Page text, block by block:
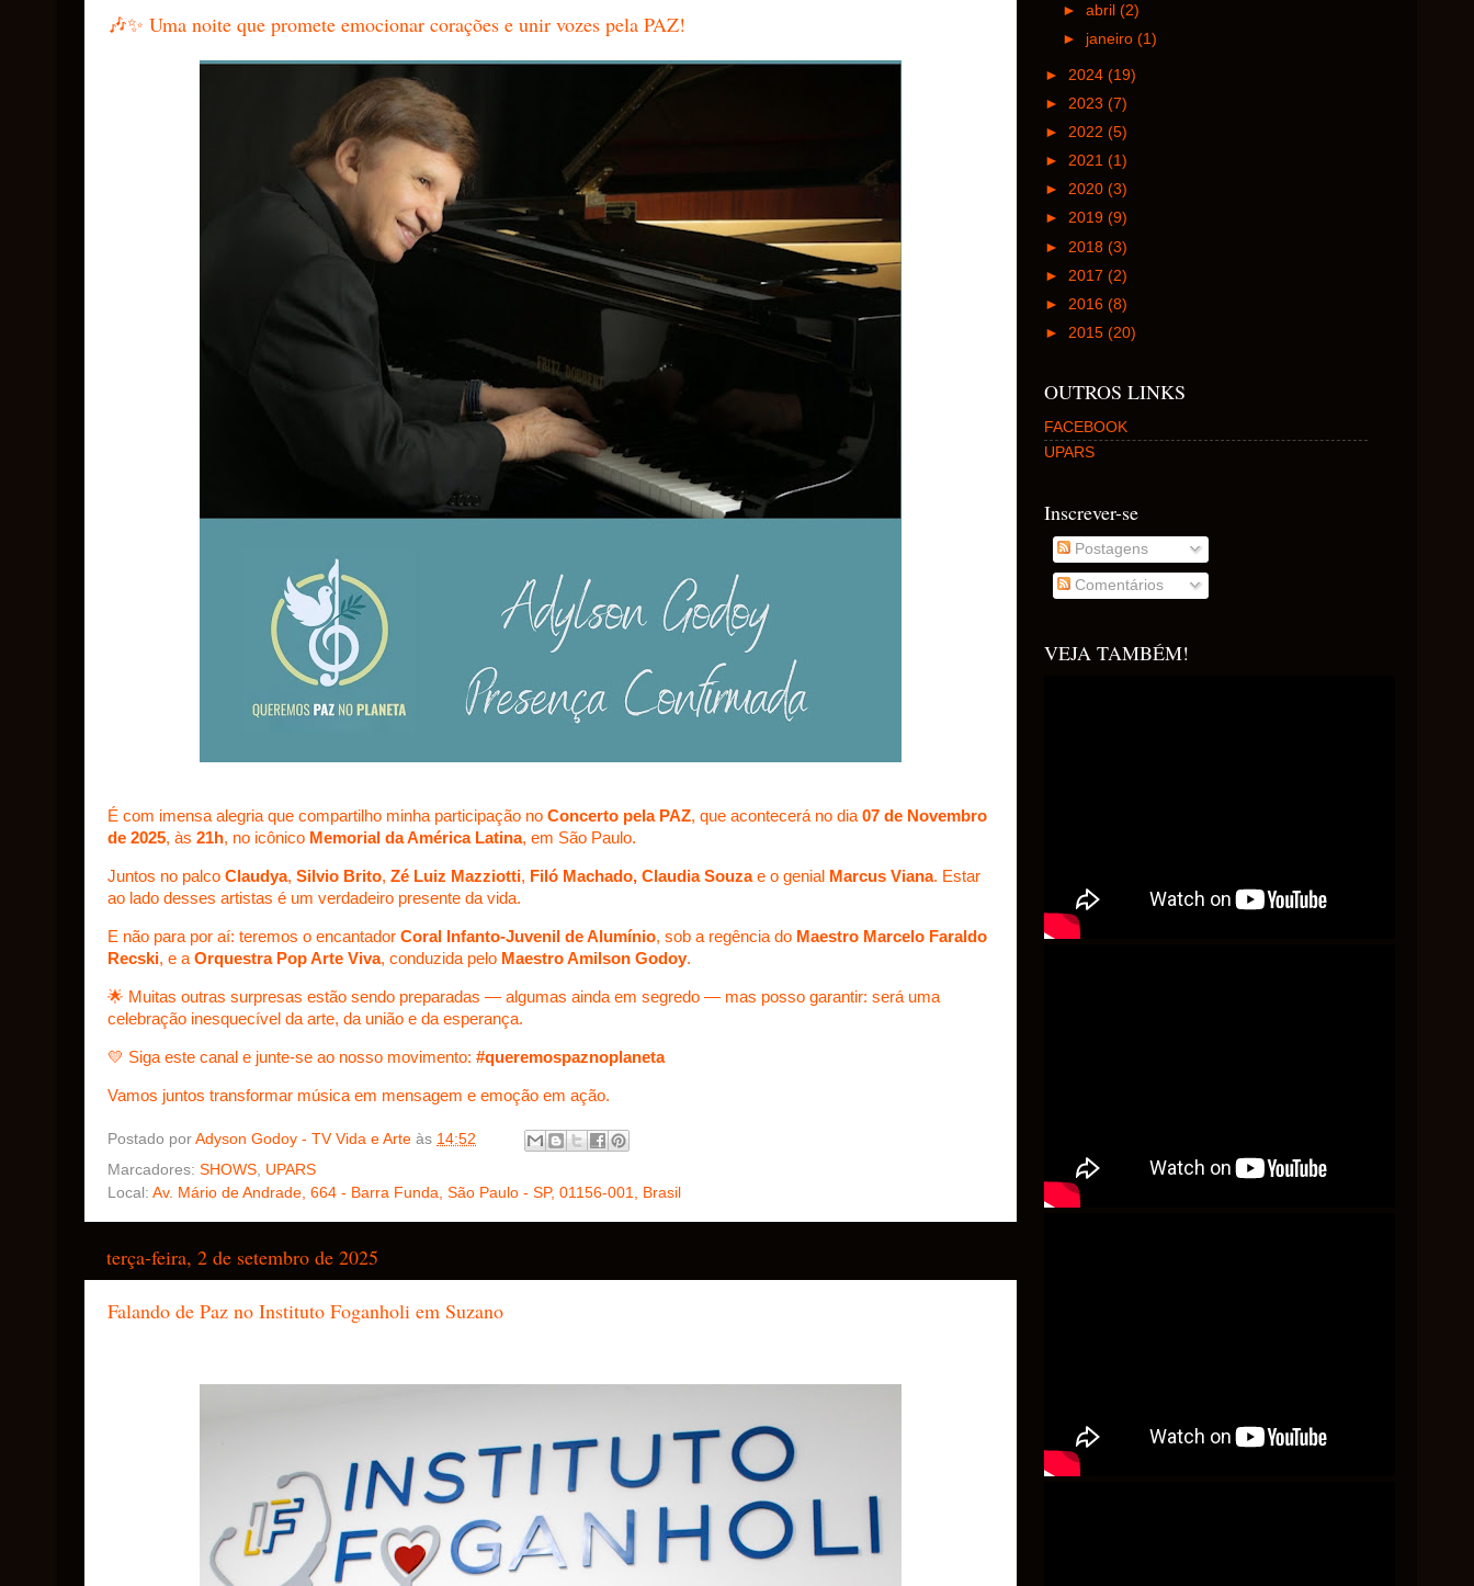
🎶✨ Uma noite que promete emocionar corações e unir vozes pela PAZ!
É com imensa alegria que compartilho minha participação no Concerto pela PAZ, que acontecerá no dia07 de Novembro
de 2025, às 21h, no icônico Memorial da América Latina, em São Paulo.
Juntos no palco Claudya, Silvio Brito, Zé Luiz Mazziotti, Filó Machado, Claudia Souzae o genial Marcus Viana. Estar
ao lado desses artistas é um verdadeiro presente da vida.
E não para por aí: teremos o encantador Coral Infanto-Juvenil de Alumínio, sob a regência do Maestro Marcelo Faraldo
Recski, e a Orquestra Pop Arte Viva, conduzida pelo Maestro Amilson Godoy.
🌟 Muitas outras surpresas estão sendo preparadas — algumas ainda em segredo — mas posso garantir: será uma
celebração inesquecível da arte, da união e da esperança.
💛 Siga este canal e junte-se ao nosso movimento: #queremospaznoplaneta
Vamos juntos transformar música em mensagem e emoção em ação.
Postado por Adyson Godoy - TV Vida e Arte às 14:52
Marcadores: SHOWS, UPARS
Local: Av. Mário de Andrade, 664 - Barra Funda, São Paulo - SP, 01156-001, Brasil
terça-feira, 2 de setembro de 2025
Falando de Paz no Instituto Foganholi em Suzano
►abril(2)
► janeiro(1)
► 2024 (19)
► 2023 (7)
► 2022 (5)
► 2021 (1)
► 2020 (3)
► 2019 (9)
► 2018 (3)
► 2017 (2)
► 2016 (8)
► 2015 (20)
OUTROS LINKS
FACEBOOK
UPARS
Inscrever-se
Postagens
Comentários
VEJA TAMBÉM!